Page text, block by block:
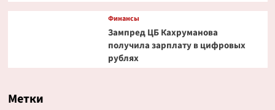
Финансы
Зампред ЦБ Кахруманова
получила зарплату в цифровых
рублях
Метки